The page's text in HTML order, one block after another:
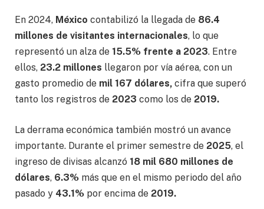
En 2024, México contabilizó la llegada de 86.4
millones de visitantes internacionales, lo que
representó un alza de 15.5% frente a 2023. Entre
ellos, 23.2 millones llegaron por vía aérea, con un
gasto promedio de mil 167 dólares, cifra que superó
tanto los registros de 2023 como los de 2019.
La derrama económica también mostró un avance
importante. Durante el primer semestre de 2025, el
ingreso de divisas alcanzó 18 mil 680 millones de
dólares, 6.3% más que en el mismo periodo del año
pasado y 43.1% por encima de 2019.